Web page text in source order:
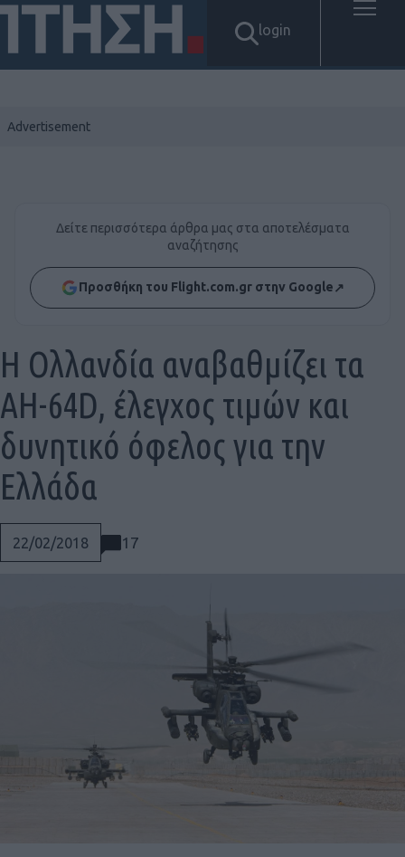
login
Δείτε περισσότερα άρθρα μας στα αποτελέσματα
αναζήτησης
Προσθήκη του Flight.com.gr στην Google↗
22/02/2018 17
Η Ολλανδία αναβαθμίζει τα
AH-64D, έλεγχος τιμών και
δυνητικό όφελος για την
Ελλάδα